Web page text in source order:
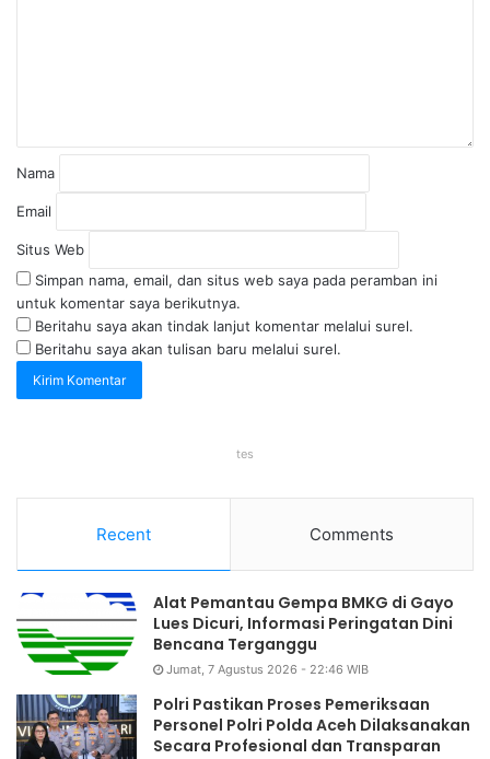
Nama
Email
Situs Web
Simpan nama, email, dan situs web saya pada peramban ini
untuk komentar saya berikutnya.
Beritahu saya akan tindak lanjut komentar melalui surel.
Beritahu saya akan tulisan baru melalui surel.
tes
Recent Comments
Alat Pemantau Gempa BMKG di Gayo
Lues Dicuri, Informasi Peringatan Dini
Bencana Terganggu
Jumat, 7 Agustus 2026 - 22:46 WIB
Polri Pastikan Proses Pemeriksaan
Personel Polri Polda Aceh Dilaksanakan
Secara Profesional dan Transparan